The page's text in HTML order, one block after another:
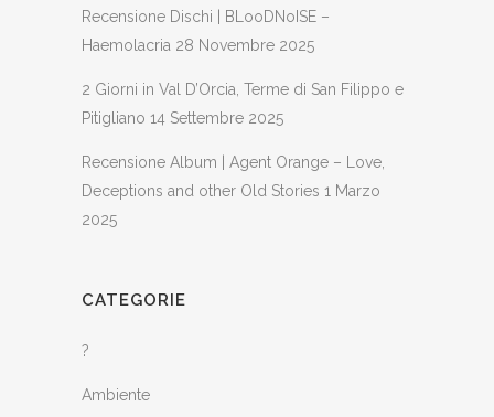
Recensione Dischi | BLooDNoISE –
Haemolacria 28 Novembre 2025
2 Giorni in Val D’Orcia, Terme di San Filippo e
Pitigliano 14 Settembre 2025
Recensione Album | Agent Orange – Love,
Deceptions and other Old Stories 1 Marzo
2025
CATEGORIE
?
Ambiente